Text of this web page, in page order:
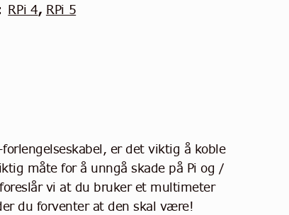
RPi 4, RPi 5
er det viktig å koble
måte for å unngå skade på Pi og /
vi at du bruker et multimeter
du forventer at den skal være!